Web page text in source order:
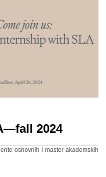
2024
osnovnih i master akademskih